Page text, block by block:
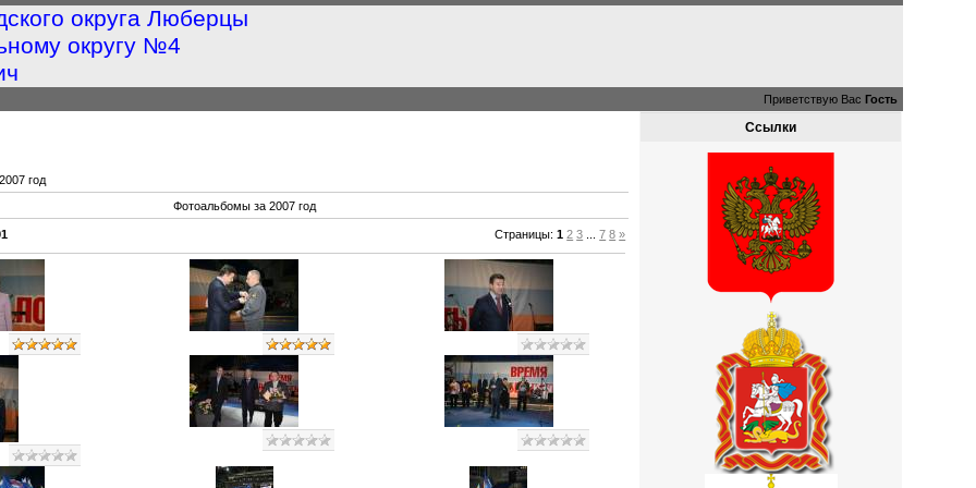
округа Люберцы
округу №4
Приветствую Вас Гость
год
Фотоальбомы за 2007 год
Страницы:1 2 3 7 8 »
Ссылки